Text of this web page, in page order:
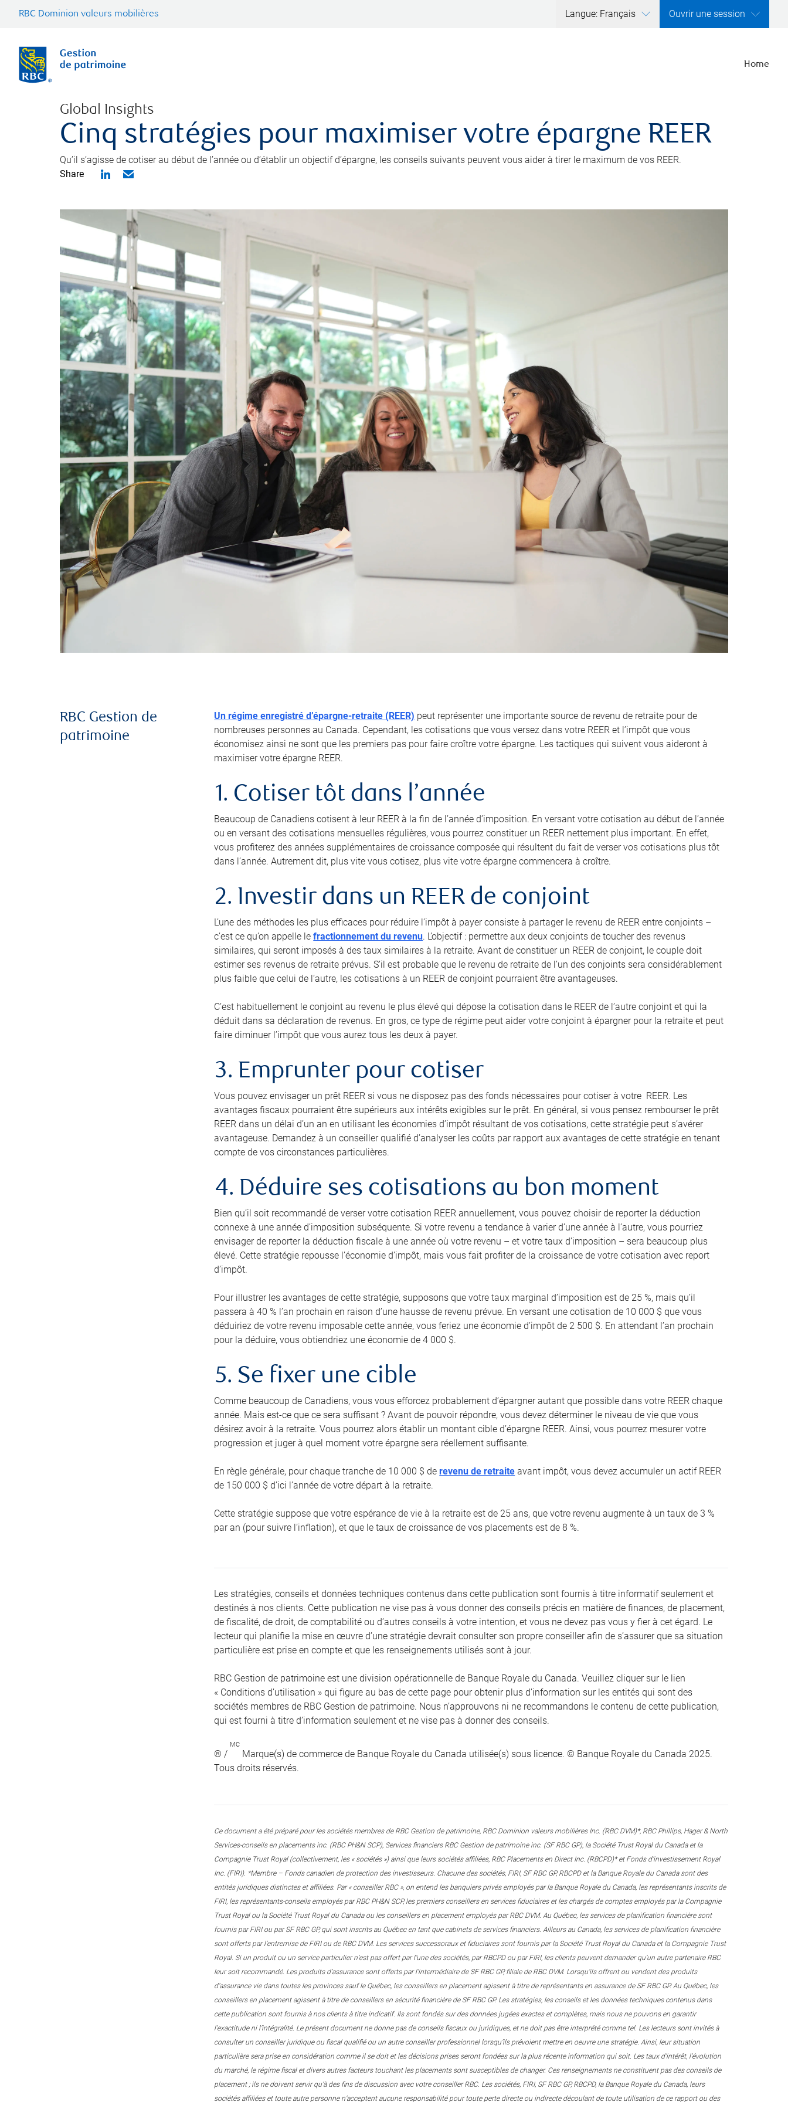
RBC Dominion valeurs mobilières Langue: Français Ouvrir une session
Home
Global Insights
Cinq stratégies pour maximiser votre épargne REER
Qu’il s’agisse de cotiser au début de l’année ou d’établir un objectif d’épargne, les conseils suivants peuvent vous aider à tirer le maximum de vos REER.
Share
RBC Gestion de
patrimoine
Un régime enregistré d’épargne-retraite (REER) peut représenter une importante source de revenu de retraite pour de
nombreuses personnes au Canada. Cependant, les cotisations que vous versez dans votre REER et l’impôt que vous
économisez ainsi ne sont que les premiers pas pour faire croître votre épargne. Les tactiques qui suivent vous aideront à
maximiser votre épargne REER.
1. Cotiser tôt dans l’année
Beaucoup de Canadiens cotisent à leur REER à la fin de l’année d’imposition. En versant votre cotisation au début de l’année
ou en versant des cotisations mensuelles régulières, vous pourrez constituer un REER nettement plus important. En effet,
vous profiterez des années supplémentaires de croissance composée qui résultent du fait de verser vos cotisations plus tôt
dans l’année. Autrement dit, plus vite vous cotisez, plus vite votre épargne commencera à croître.
2. Investir dans un REER de conjoint
L’une des méthodes les plus efficaces pour réduire l’impôt à payer consiste à partager le revenu de REER entre conjoints –
c’est ce qu’on appelle lefractionnement du revenu. L’objectif : permettre aux deux conjoints de toucher des revenus
similaires, qui seront imposés à des taux similaires à la retraite. Avant de constituer un REER de conjoint, le couple doit
estimer ses revenus de retraite prévus. S’il est probable que le revenu de retraite de l’un des conjoints sera considérablement
plus faible que celui de l’autre, les cotisations à un REER de conjoint pourraient être avantageuses.
C’est habituellement le conjoint au revenu le plus élevé qui dépose la cotisation dans le REER de l’autre conjoint et qui la
déduit dans sa déclaration de revenus. En gros, ce type de régime peut aider votre conjoint à épargner pour la retraite et peut
faire diminuer l’impôt que vous aurez tous les deux à payer.
3. Emprunter pour cotiser
Vous pouvez envisager un prêt REER si vous ne disposez pas des fonds nécessaires pour cotiser à votre REER. Les
avantages fiscaux pourraient être supérieurs aux intérêts exigibles sur le prêt. En général, si vous pensez rembourser le prêt
REER dans un délai d’un an en utilisant les économies d’impôt résultant de vos cotisations, cette stratégie peut s’avérer
avantageuse. Demandez à un conseiller qualifié d’analyser les coûts par rapport aux avantages de cette stratégie en tenant
compte de vos circonstances particulières.
4. Déduire ses cotisations au bon moment
Bien qu’il soit recommandé de verser votre cotisation REER annuellement, vous pouvez choisir de reporter la déduction
connexe à une année d’imposition subséquente. Si votre revenu a tendance à varier d’une année à l’autre, vous pourriez
envisager de reporter la déduction fiscale à une année où votre revenu – et votre taux d’imposition – sera beaucoup plus
élevé. Cette stratégie repousse l’économie d’impôt, mais vous fait profiter de la croissance de votre cotisation avec report
d’impôt.
Pour illustrer les avantages de cette stratégie, supposons que votre taux marginal d’imposition est de 25 %, mais qu’il
passera à 40 % l’an prochain en raison d’une hausse de revenu prévue. En versant une cotisation de 10 000 $ que vous
déduiriez de votre revenu imposable cette année, vous feriez une économie d’impôt de 2 500 $. En attendant l’an prochain
pour la déduire, vous obtiendriez une économie de 4 000 $.
5. Se fixer une cible
Comme beaucoup de Canadiens, vous vous efforcez probablement d’épargner autant que possible dans votre REER chaque
année. Mais est-ce que ce sera suffisant ? Avant de pouvoir répondre, vous devez déterminer le niveau de vie que vous
désirez avoir à la retraite. Vous pourrez alors établir un montant cible d’épargne REER. Ainsi, vous pourrez mesurer votre
progression et juger à quel moment votre épargne sera réellement suffisante.
En règle générale, pour chaque tranche de 10 000 $ derevenu de retraite avant impôt, vous devez accumuler un actif REER
de 150 000 $ d’ici l’année de votre départ à la retraite.
Cette stratégie suppose que votre espérance de vie à la retraite est de 25 ans, que votre revenu augmente à un taux de 3 %
par an (pour suivre l’inflation), et que le taux de croissance de vos placements est de 8 %.
Les stratégies, conseils et données techniques contenus dans cette publication sont fournis à titre informatif seulement et
destinés à nos clients. Cette publication ne vise pas à vous donner des conseils précis en matière de finances, de placement,
de fiscalité, de droit, de comptabilité ou d’autres conseils à votre intention, et vous ne devez pas vous y fier à cet égard. Le
lecteur qui planifie la mise en œuvre d’une stratégie devrait consulter son propre conseiller afin de s’assurer que sa situation
particulière est prise en compte et que les renseignements utilisés sont à jour.
RBC Gestion de patrimoine est une division opérationnelle de Banque Royale du Canada. Veuillez cliquer sur le lien
« Conditions d’utilisation » qui figure au bas de cette page pour obtenir plus d’information sur les entités qui sont des
sociétés membres de RBC Gestion de patrimoine. Nous n’approuvons ni ne recommandons le contenu de cette publication,
qui est fourni à titre d’information seulement et ne vise pas à donner des conseils.
® /
MC
Marque(s) de commerce de Banque Royale du Canada utilisée(s) sous licence. © Banque Royale du Canada 2025.
Tous droits réservés.
Ce document a été préparé pour les sociétés membres de RBC Gestion de patrimoine, RBC Dominion valeurs mobilières Inc. (RBC DVM)*, RBC Phillips, Hager & North
Services-conseils en placements inc. (RBC PH&N SCP), Services financiers RBC Gestion de patrimoine inc. (SF RBC GP), la Société Trust Royal du Canada et la
Compagnie Trust Royal (collectivement, les « sociétés ») ainsi que leurs sociétés affiliées, RBC Placements en Direct Inc. (RBCPD)* et Fonds d’investissement Royal
Inc. (FIRI). *Membre – Fonds canadien de protection des investisseurs. Chacune des sociétés, FIRI, SF RBC GP, RBCPD et la Banque Royale du Canada sont des
entités juridiques distinctes et affiliées. Par « conseiller RBC », on entend les banquiers privés employés par la Banque Royale du Canada, les représentants inscrits de
FIRI, les représentants-conseils employés par RBC PH&N SCP, les premiers conseillers en services fiduciaires et les chargés de comptes employés par la Compagnie
Trust Royal ou la Société Trust Royal du Canada ou les conseillers en placement employés par RBC DVM. Au Québec, les services de planification financière sont
fournis par FIRI ou par SF RBC GP, qui sont inscrits au Québec en tant que cabinets de services financiers. Ailleurs au Canada, les services de planification financière
sont offerts par l’entremise de FIRI ou de RBC DVM. Les services successoraux et fiduciaires sont fournis par la Société Trust Royal du Canada et la Compagnie Trust
Royal. Si un produit ou un service particulier n’est pas offert par l’une des sociétés, par RBCPD ou par FIRI, les clients peuvent demander qu’un autre partenaire RBC
leur soit recommandé. Les produits d’assurance sont offerts par l’intermédiaire de SF RBC GP, filiale de RBC DVM. Lorsqu’ils offrent ou vendent des produits
d’assurance vie dans toutes les provinces sauf le Québec, les conseillers en placement agissent à titre de représentants en assurance de SF RBC GP. Au Québec, les
conseillers en placement agissent à titre de conseillers en sécurité financière de SF RBC GP. Les stratégies, les conseils et les données techniques contenus dans
cette publication sont fournis à nos clients à titre indicatif. Ils sont fondés sur des données jugées exactes et complètes, mais nous ne pouvons en garantir
l’exactitude ni l’intégralité. Le présent document ne donne pas de conseils fiscaux ou juridiques, et ne doit pas être interprété comme tel. Les lecteurs sont invités à
consulter un conseiller juridique ou fiscal qualifié ou un autre conseiller professionnel lorsqu’ils prévoient mettre en oeuvre une stratégie. Ainsi, leur situation
particulière sera prise en considération comme il se doit et les décisions prises seront fondées sur la plus récente information qui soit. Les taux d’intérêt, l’évolution
du marché, le régime fiscal et divers autres facteurs touchant les placements sont susceptibles de changer. Ces renseignements ne constituent pas des conseils de
placement ; ils ne doivent servir qu’à des fins de discussion avec votre conseiller RBC. Les sociétés, FIRI, SF RBC GP, RBCPD, la Banque Royale du Canada, leurs
sociétés affiliées et toute autre personne n’acceptent aucune responsabilité pour toute perte directe ou indirecte découlant de toute utilisation de ce rapport ou des